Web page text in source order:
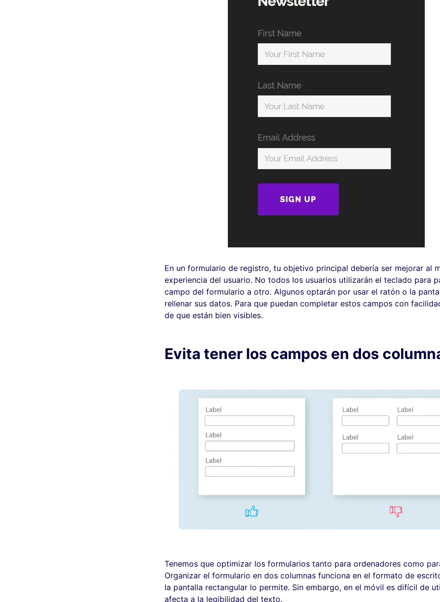
En un formulario de registro, tu objetivo principal debería ser mejorar al
experiencia del usuario. No todos los usuarios utilizarán el teclado para
campo del formulario a otro. Algunos optarán por usar el ratón o la
rellenar sus datos. Para que puedan completar estos campos con
de que están bien visibles.
Evita tener los campos en dos
Tenemos que optimizar los formularios tanto para ordenadores como
Organizar el formulario en dos columnas funciona en el formato de
la pantalla rectangular lo permite. Sin embargo, en el móvil es difícil de
afecta a la legibilidad del texto.